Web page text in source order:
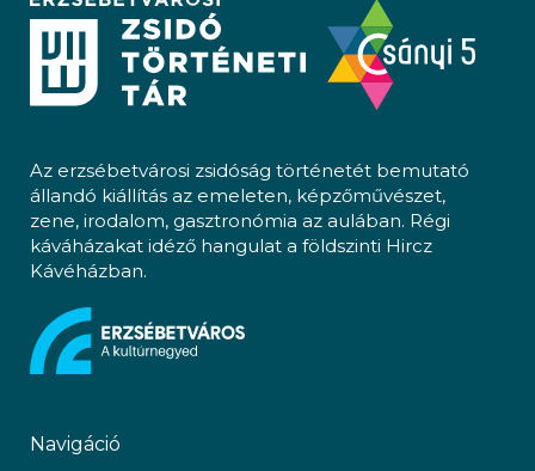
Az erzsébetvárosi zsidóság történetét bemutató
állandó kiállítás az emeleten, képzőművészet,
zene, irodalom, gasztronómia az aulában. Régi
káváházakat idéző hangulat a földszinti Hircz
Kávéházban.
Navigáció